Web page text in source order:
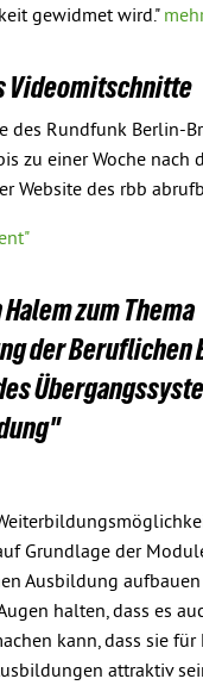
gewidmet wird."
Videomitschnitte
des Rundfunk Berlin-
zu einer Woche nach
Website des rbb
zum Thema
der Beruflichen
Grundlage der
Ausbildung
halten, dass es
kann, dass sie
attraktiv